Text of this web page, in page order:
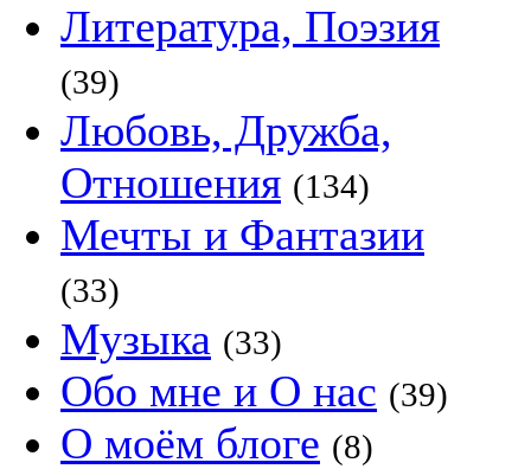
Литература, Поэзия
(39)
Любовь, Дружба,
Отношения (134)
Мечты и Фантазии
(33)
Музыка (33)
Обо мне и О нас (39)
О моём блоге (8)